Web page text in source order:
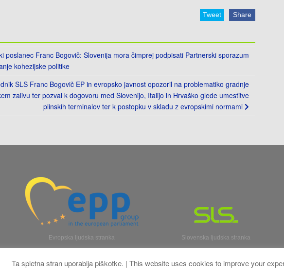
Tweet Share
poslanec Franc Bogovič: Slovenija mora čimprej podpisati Partnerski sporazum
kohezijske politike
SLS Franc Bogovič EP in evropsko javnost opozoril na problematiko gradnje
zalivu ter pozval k dogovoru med Slovenijo, Italijo in Hrvaško glede umestitve
plinskih terminalov ter k postopku v skladu z evropskimi normami
Evropska ljudska stranka Slovenska ljudska stranka
Ta spletna stran uporablja piškotke. | This website uses cookies to improve your